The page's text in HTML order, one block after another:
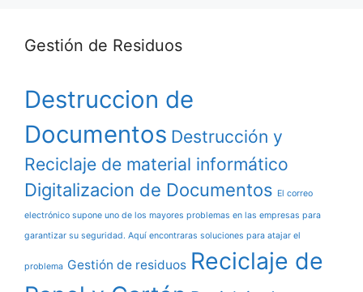
Gestión de Residuos
Destruccion de
Documentos Destrucción y
Reciclaje de material informático
Digitalizacion de Documentos El correo
electrónico supone uno de los mayores problemas en las empresas para
garantizar su seguridad. Aquí encontraras soluciones para atajar el
problema Gestión de residuos Reciclaje de